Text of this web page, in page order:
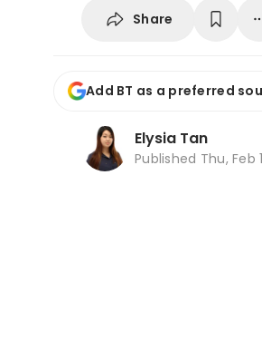
Share
Add BT as a preferred
Elysia Tan
Published Thu, Feb